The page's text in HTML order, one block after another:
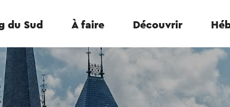
du Sud À faire Découvrir